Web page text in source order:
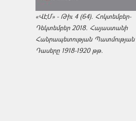
«ՎԷՄ» - Թիւ 4 (64). Հոկտեմբեր-
Դեկտեմբեր 2018. Հայաստանի
Հանրապետության Պատմության
Դասերը 1918-1920 թթ.